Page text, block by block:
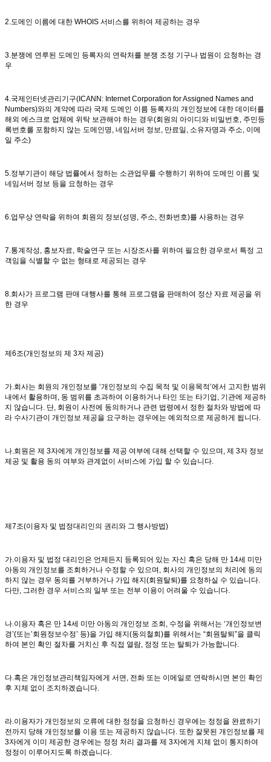
2.도메인 이름에 대한 WHOIS 서비스를 위하여 제공하는 경우
3.분쟁에 연루된 도메인 등록자의 연락처를 분쟁 조정 기구나 법원이 요청하는 경
우
4.국제인터넷관리기구(ICANN: Internet Corporation for Assigned Names and
Numbers)와의 계약에 따라 국제 도메인 이름 등록자의 개인정보에 대한 데이터를
해외 에스크로 업체에 위탁 보관해야 하는 경우(회원의 아이디와 비밀번호, 주민등
록번호를 포함하지 않는 도메인명, 네임서버 정보, 만료일, 소유자명과 주소, 이메
일 주소)
5.정부기관이 해당 법률에서 정하는 소관업무를 수행하기 위하여 도메인 이름 및
네임서버 정보 등을 요청하는 경우
6.업무상 연락을 위하여 회원의 정보(성명, 주소, 전화번호)를 사용하는 경우
7.통계작성, 홍보자료, 학술연구 또는 시장조사를 위하여 필요한 경우로서 특정 고
객임을 식별할 수 없는 형태로 제공되는 경우
8.회사가 프로그램 판매 대행사를 통해 프로그램을 판매하여 정산 자료 제공을 위
한 경우
제6조(개인정보의 제 3자 제공)
가.회사는 회원의 개인정보를 ‘개인정보의 수집 목적 및 이용목적’에서 고지한 범위
내에서 활용하며, 동 범위를 초과하여 이용하거나 타인 또는 타기업, 기관에 제공하
지 않습니다. 단, 회원이 사전에 동의하거나 관련 법령에서 정한 절차와 방법에 따
라 수사기관이 개인정보 제공을 요구하는 경우에는 예외적으로 제공하게 됩니다.
나.회원은 제 3자에게 개인정보를 제공 여부에 대해 선택할 수 있으며, 제 3자 정보
제공 및 활용 동의 여부와 관계없이 서비스에 가입 할 수 있습니다.
제7조(이용자 및 법정대리인의 권리와 그 행사방법)
가.이용자 및 법정 대리인은 언제든지 등록되어 있는 자신 혹은 당해 만 14세 미만
아동의 개인정보를 조회하거나 수정할 수 있으며, 회사의 개인정보의 처리에 동의
하지 않는 경우 동의를 거부하거나 가입 해지(회원탈퇴)를 요청하실 수 있습니다.
다만, 그러한 경우 서비스의 일부 또는 전부 이용이 어려울 수 있습니다.
나.이용자 혹은 만 14세 미만 아동의 개인정보 조회, 수정을 위해서는 ‘개인정보변
경’(또는’회원정보수정’ 등)을 가입 해지(동의철회)를 위해서는 “회원탈퇴”을 클릭
하여 본인 확인 절차를 거치신 후 직접 열람, 정정 또는 탈퇴가 가능합니다.
다.혹은 개인정보관리책임자에게 서면, 전화 또는 이메일로 연락하시면 본인 확인
후 지체 없이 조치하겠습니다.
라.이용자가 개인정보의 오류에 대한 정정을 요청하신 경우에는 정정을 완료하기
전까지 당해 개인정보를 이용 또는 제공하지 않습니다. 또한 잘못된 개인정보를 제
3자에게 이미 제공한 경우에는 정정 처리 결과를 제 3자에게 지체 없이 통지하여
정정이 이루어지도록 하겠습니다.